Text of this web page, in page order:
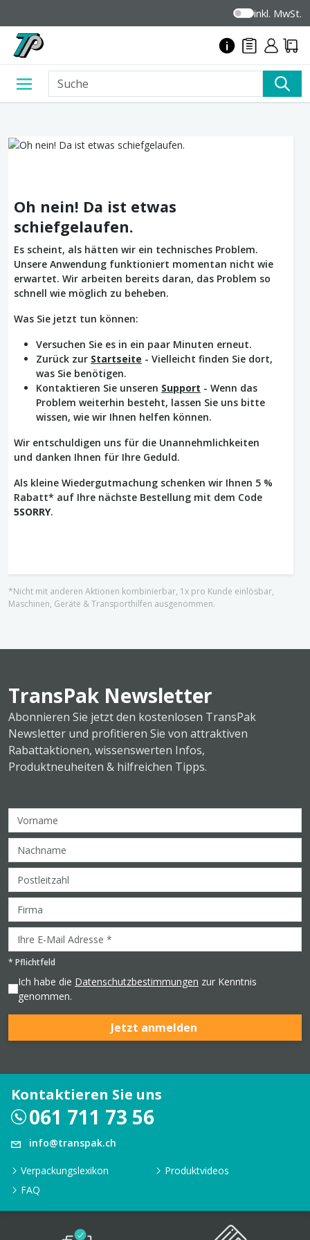
inkl. MwSt.
Oh nein! Da ist etwas
schiefgelaufen.
Es scheint, als hätten wir ein technisches Problem.
Unsere Anwendung funktioniert momentan nicht wie
erwartet. Wir arbeiten bereits daran, das Problem so
schnell wie möglich zu beheben.
Was Sie jetzt tun können:
Versuchen Sie es in ein paar Minuten erneut.
Zurück zur Startseite - Vielleicht finden Sie dort,
was Sie benötigen.
Kontaktieren Sie unseren Support - Wenn das
Problem weiterhin besteht, lassen Sie uns bitte
wissen, wie wir Ihnen helfen können.
Wir entschuldigen uns für die Unannehmlichkeiten
und danken Ihnen für Ihre Geduld.
Als kleine Wiedergutmachung schenken wir Ihnen 5 %
Rabatt* auf Ihre nächste Bestellung mit dem Code
5SORRY.
*Nicht mit anderen Aktionen kombinierbar, 1x pro Kunde einlösbar,
Maschinen, Geräte & Transporthilfen ausgenommen.
TransPak Newsletter
Abonnieren Sie jetzt den kostenlosen TransPak
Newsletter und profitieren Sie von attraktiven
Rabattaktionen, wissenswerten Infos,
Produktneuheiten & hilfreichen Tipps.
* Pflichtfeld
Ich habe die Datenschutzbestimmungen zur Kenntnis
genommen.
Jetzt anmelden
Kontaktieren Sie uns
061 711 73 56
info@transpak.ch
Verpackungslexikon
Produktvideos
FAQ